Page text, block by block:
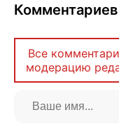
Комментариев
Все
модерацию